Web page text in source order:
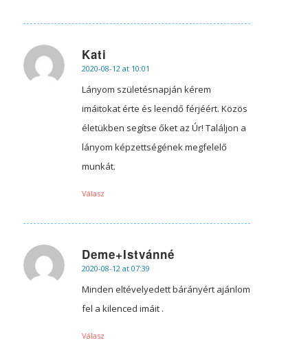
Kati
says:
2020-08-12 at 10:01
Lányom születésnapján kérem
imáitokat érte és leendő férjéért. Közös
életükben segítse őket az Úr! Találjon a
lányom képzettségének megfelelő
munkát.
Válasz
Deme+Istvánné
says:
2020-08-12 at 07:39
Minden eltévelyedett bárányért ajánlom
fel a kilenced imáit .
Válasz